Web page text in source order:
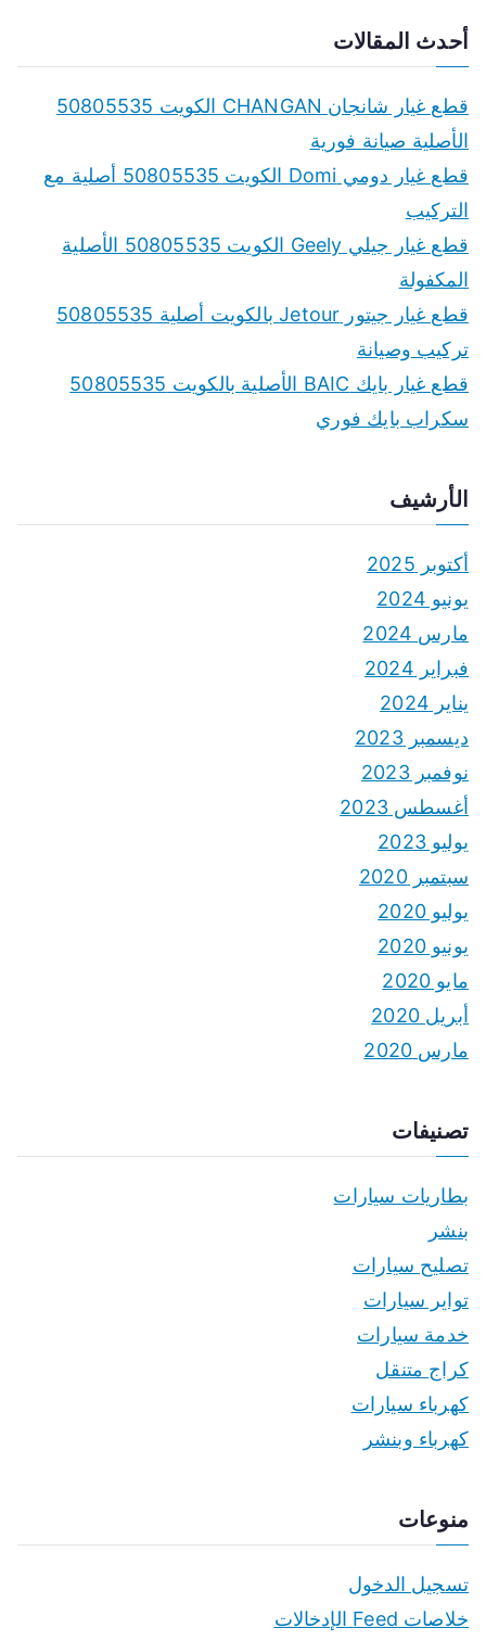
r
أحدث المقالات
قطع غيار شانجان CHANGAN الكويت 50805535
الأصلية صيانة فورية
قطع غيار دومي Domi الكويت 50805535 أصلية مع
التركيب
قطع غيار جيلي Geely الكويت 50805535 الأصلية
المكفولة
قطع غيار جيتور Jetour بالكويت أصلية 50805535
تركيب وصيانة
قطع غيار بايك BAIC الأصلية بالكويت 50805535
سكراب بايك فوري
الأرشيف
أكتوبر 2025
يونيو 2024
مارس 2024
فبراير 2024
يناير 2024
ديسمبر 2023
نوفمبر 2023
أغسطس 2023
يوليو 2023
سبتمبر 2020
يوليو 2020
يونيو 2020
مايو 2020
أبريل 2020
مارس 2020
تصنيفات
بطاريات سيارات
بنشر
تصليح سيارات
تواير سيارات
خدمة سيارات
كراج متنقل
كهرباء سيارات
كهرباء وبنشر
منوعات
تسجيل الدخول
خلاصات Feed الإدخالات